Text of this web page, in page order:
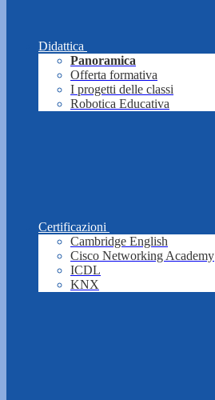
Didattica
Panoramica
Offerta formativa
I progetti delle classi
Robotica Educativa
Certificazioni
Cambridge English
Cisco Networking Academy
ICDL
KNX